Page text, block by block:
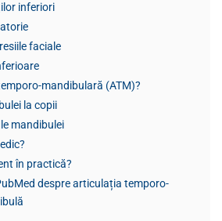
inferiori
faciale
mandibulară (ATM)?
la copii
mandibulei
în practică?
despre articulația temporo-